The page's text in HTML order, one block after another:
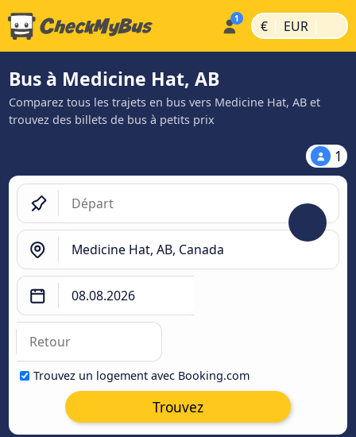
€ | EUR |
Bus à Medicine Hat, AB
Comparez tous les trajets en bus vers Medicine Hat, AB et
trouvez des billets de bus à petits prix
1
Trouvez un logement avec Booking.com
Trouvez